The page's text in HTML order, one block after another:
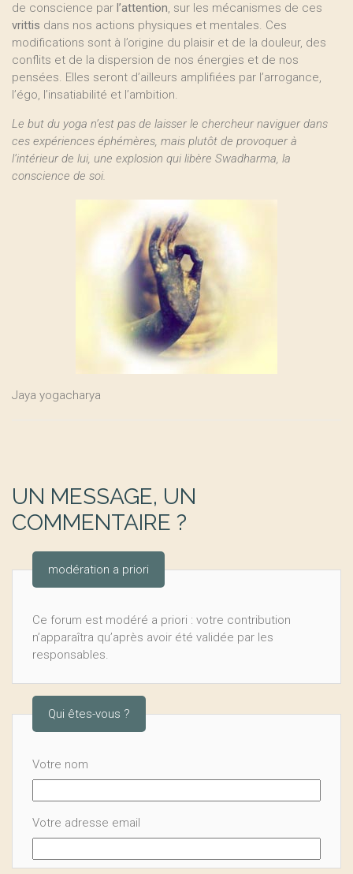
de conscience par l’attention, sur les mécanismes de ces
vrittis dans nos actions physiques et mentales. Ces
modifications sont à l’origine du plaisir et de la douleur, des
conflits et de la dispersion de nos énergies et de nos
pensées. Elles seront d’ailleurs amplifiées par l’arrogance,
l’égo, l’insatiabilité et l’ambition.
Le but du yoga n’est pas de laisser le chercheur naviguer dans
ces expériences éphémères, mais plutôt de provoquer à
l’intérieur de lui, une explosion qui libère Swadharma, la
conscience de soi.
Jaya yogacharya
UN MESSAGE, UN
COMMENTAIRE ?
modération a priori
Ce forum est modéré a priori : votre contribution
n’apparaîtra qu’après avoir été validée par les
responsables.
Qui êtes-vous ?
Votre nom
Votre adresse email